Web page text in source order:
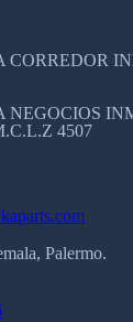
CORREDOR
NEGOCIOS
4507
Palermo.